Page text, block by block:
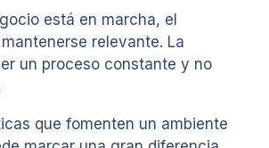
está en marcha, el
relevante. La
un proceso constante y no
que fomenten un ambiente